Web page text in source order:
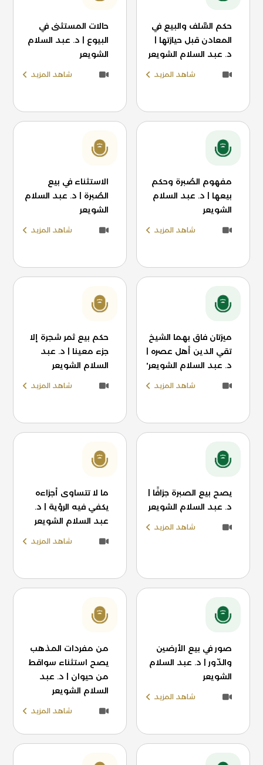
حكم السَّلف والبيع في
المعادن قبل حيازتها |
د. عبد السلام الشويعر
شاهد المزيد
حالات المستثنى في
البيوع | د. عبد السلام
الشويعر
شاهد المزيد
مفهوم الصُبرة وحكم
بيعها | د. عبد السلام
الشويعر
شاهد المزيد
الاستثناء في بيع
الصُبرة | د. عبد السلام
الشويعر
شاهد المزيد
ميزتان فاق بهما الشيخ
تقي الدين أهل عصره |
د. عبد السلام الشويعر'
شاهد المزيد
حكم بيع ثمر شجرة إلا
جزء معينا | د. عبد
السلام الشويعر
شاهد المزيد
يصح بيع الصبرة جزافًا |
د. عبد السلام الشويعر
شاهد المزيد
ما لا تتساوى أجزاءه
يكفي فيه الرؤية | د.
عبد السلام الشويعر
شاهد المزيد
صور في بيع الأرضين
والدّور | د. عبد السلام
الشويعر
شاهد المزيد
من مفردات المذهب
يصح استثناء سواقط
من حيوان | د. عبد
السلام الشويعر
شاهد المزيد